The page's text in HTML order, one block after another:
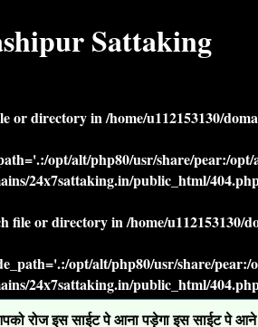
Sattaking
or directory in/home/u112153130/
opt/alt/php80/usr/share/pear:/
24x7sattaking.in/public_html/
file or directory in/home/u112153130/
opt/alt/php80/usr/share/
24x7sattaking.in/public_html/
रोज इस साईट पे आना पड़ेगा इस साईट पे